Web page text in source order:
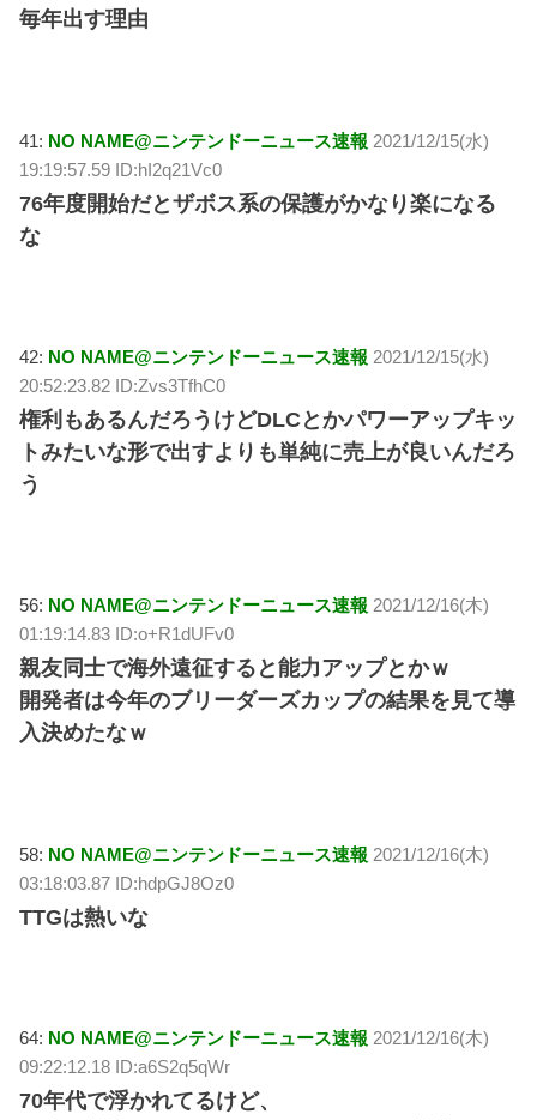
毎年出す理由
41: NO NAME@ニンテンドーニュース速報 2021/12/15(水)
19:19:57.59 ID:hI2q21Vc0
76年度開始だとザボス系の保護がかなり楽になる
な
42: NO NAME@ニンテンドーニュース速報 2021/12/15(水)
20:52:23.82 ID:Zvs3TfhC0
権利もあるんだろうけどDLCとかパワーアップキッ
トみたいな形で出すよりも単純に売上が良いんだろ
う
56: NO NAME@ニンテンドーニュース速報 2021/12/16(木)
01:19:14.83 ID:o+R1dUFv0
親友同士で海外遠征すると能力アップとかｗ
開発者は今年のブリーダーズカップの結果を見て導
入決めたなｗ
58: NO NAME@ニンテンドーニュース速報 2021/12/16(木)
03:18:03.87 ID:hdpGJ8Oz0
TTGは熱いな
64: NO NAME@ニンテンドーニュース速報 2021/12/16(木)
09:22:12.18 ID:a6S2q5qWr
70年代で浮かれてるけど、